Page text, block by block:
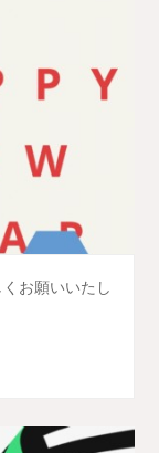
お願いいたし